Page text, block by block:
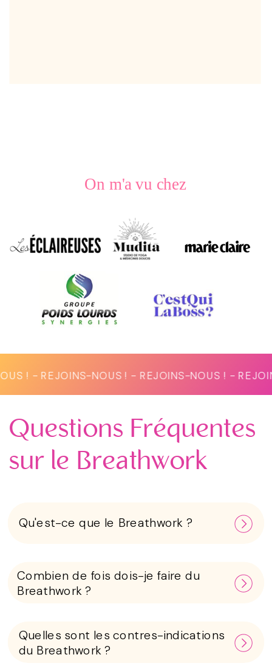
On m'a vu chez
NOUS ! - REJOINS-NOUS ! - REJOINS-
Questions Fréquentes
sur le Breathwork
Qu'est-ce que le Breathwork ?
Combien de fois dois-je faire du
Breathwork ?
Quelles sont les contres-indications
du Breathwork ?